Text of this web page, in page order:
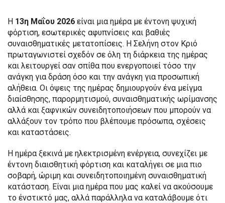
Η 13η Μαΐου 2026 είναι μια ημέρα με έντονη ψυχική
φόρτιση, εσωτερικές αφυπνίσεις και βαθιές
συναισθηματικές μετατοπίσεις. Η Σελήνη στον Κριό
πρωταγωνιστεί σχεδόν σε όλη τη διάρκεια της ημέρας
και λειτουργεί σαν σπίθα που ενεργοποιεί τόσο την
ανάγκη για δράση όσο και την ανάγκη για προσωπική
αλήθεια. Οι όψεις της ημέρας δημιουργούν ένα μείγμα
διαίσθησης, παρορμητισμού, συναισθηματικής ωρίμανσης
αλλά και ξαφνικών συνειδητοποιήσεων που μπορούν να
αλλάξουν τον τρόπο που βλέπουμε πρόσωπα, σχέσεις
και καταστάσεις.
Η ημέρα ξεκινά με ηλεκτρισμένη ενέργεια, συνεχίζει με
έντονη διαισθητική φόρτιση και καταλήγει σε μια πιο
σοβαρή, ώριμη και συνειδητοποιημένη συναισθηματική
κατάσταση. Είναι μια ημέρα που μας καλεί να ακούσουμε
το ένστικτό μας, αλλά παράλληλα να καταλάβουμε ότι